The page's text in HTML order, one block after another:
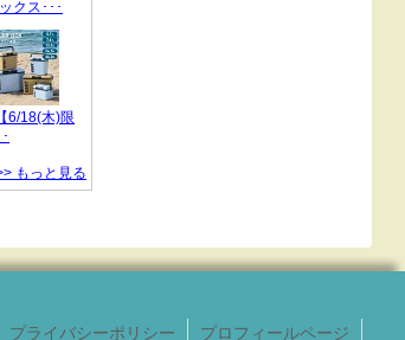
プライバシーポリシー プロフィールページ